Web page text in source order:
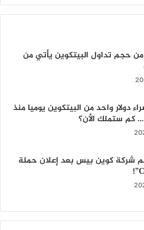
99٪ من حجم تداول البيتكوين يأتي من
دولار واحد من البيتكوين يوميا منذ
شركة كوين بيس بعد إعلان حملة